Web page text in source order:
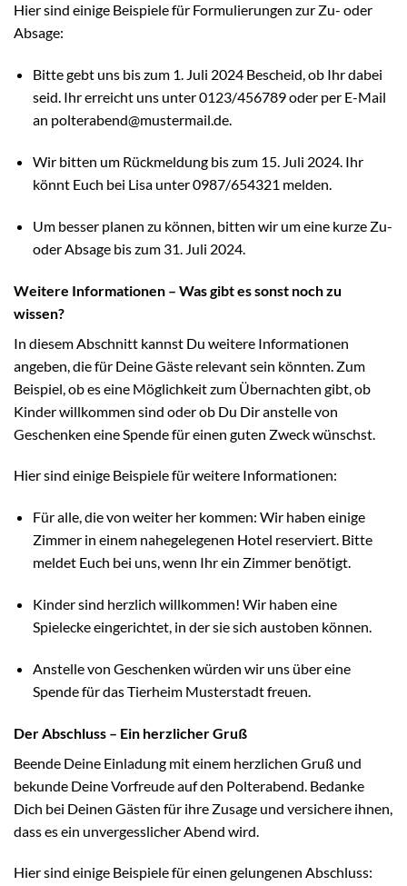
Hier sind einige Beispiele für Formulierungen zur Zu- oder
Absage:
Bitte gebt uns bis zum 1. Juli 2024 Bescheid, ob Ihr dabei
seid. Ihr erreicht uns unter 0123/456789 oder per E-Mail
an polterabend@mustermail.de.
Wir bitten um Rückmeldung bis zum 15. Juli 2024. Ihr
könnt Euch bei Lisa unter 0987/654321 melden.
Um besser planen zu können, bitten wir um eine kurze Zu-
oder Absage bis zum 31. Juli 2024.
Weitere Informationen – Was gibt es sonst noch zu
wissen?
In diesem Abschnitt kannst Du weitere Informationen
angeben, die für Deine Gäste relevant sein könnten. Zum
Beispiel, ob es eine Möglichkeit zum Übernachten gibt, ob
Kinder willkommen sind oder ob Du Dir anstelle von
Geschenken eine Spende für einen guten Zweck wünschst.
Hier sind einige Beispiele für weitere Informationen:
Für alle, die von weiter her kommen: Wir haben einige
Zimmer in einem nahegelegenen Hotel reserviert. Bitte
meldet Euch bei uns, wenn Ihr ein Zimmer benötigt.
Kinder sind herzlich willkommen! Wir haben eine
Spielecke eingerichtet, in der sie sich austoben können.
Anstelle von Geschenken würden wir uns über eine
Spende für das Tierheim Musterstadt freuen.
Der Abschluss – Ein herzlicher Gruß
Beende Deine Einladung mit einem herzlichen Gruß und
bekunde Deine Vorfreude auf den Polterabend. Bedanke
Dich bei Deinen Gästen für ihre Zusage und versichere ihnen,
dass es ein unvergesslicher Abend wird.
Hier sind einige Beispiele für einen gelungenen Abschluss: